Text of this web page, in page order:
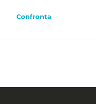
Confronta